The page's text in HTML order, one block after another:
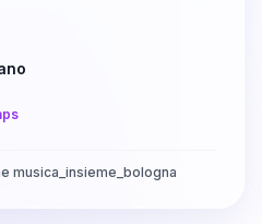
musica_insieme_bologna